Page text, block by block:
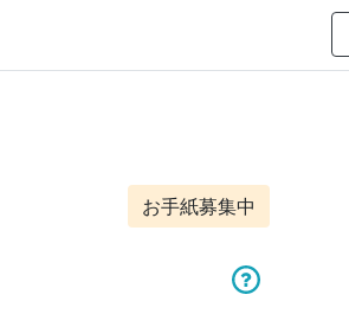
お手紙募集中